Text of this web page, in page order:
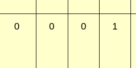
0 0 0 1